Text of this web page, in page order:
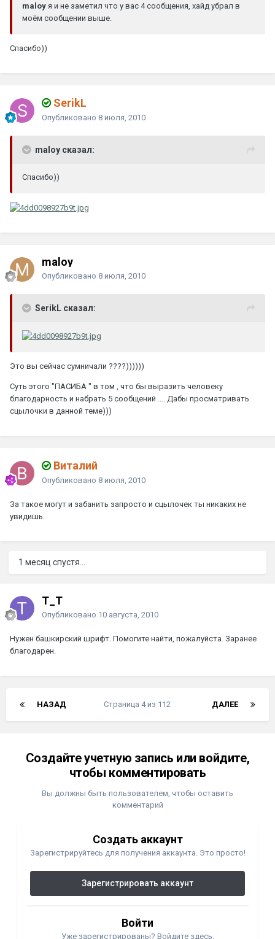
maloy я и не заметил что у вас 4 сообщения, хайд убрал в
моём сообщении выше.
Спасибо))
SerikL
Опубликовано 8 июля, 2010
maloy сказал:
Спасибо))
maloy
Опубликовано 8 июля, 2010
SerikL сказал:
Это вы сейчас сумничали ????))))))
Суть этого "ПАСИБА " в том , что бы выразить человеку
благодарность и набрать 5 сообщений .... Дабы просматривать
сцылочки в данной теме)))
Виталий
Опубликовано 8 июля, 2010
За такое могут и забанить запросто и сцылочек ты никаких не
увидишь.
1 месяц спустя...
T_T
Опубликовано 10 августа, 2010
Нужен башкирский шрифт. Помогите найти, пожалуйста. Заранее
благодарен.
НАЗАД ДАЛЕЕ
Страница 4 из 112
Создайте учетную запись или войдите,
чтобы комментировать
Вы должны быть пользователем, чтобы оставить
комментарий
Создать аккаунт
Зарегистрируйтесь для получения аккаунта. Это просто!
Зарегистрировать аккаунт
Войти
Уже зарегистрированы? Войдите здесь.